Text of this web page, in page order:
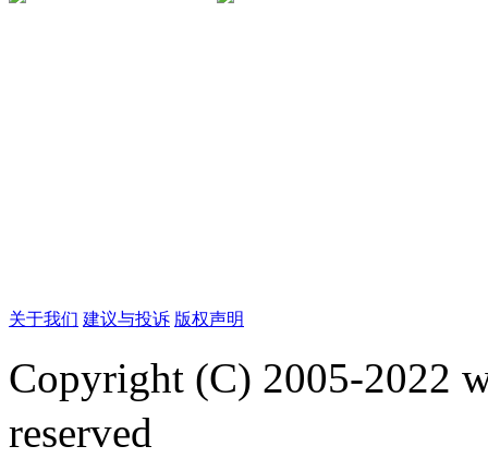
关于我们 建议与投诉 版权声明
Copyright (C) 2005-2022
reserved